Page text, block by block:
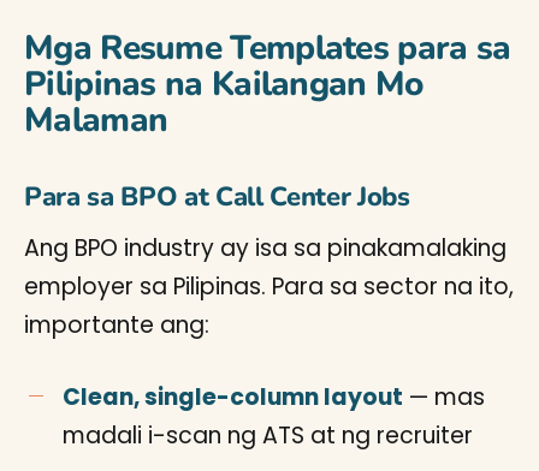
Mga Resume Templates para sa
Pilipinas na Kailangan Mo
Malaman
Para sa BPO at Call Center Jobs
Ang BPO industry ay isa sa pinakamalaking
employer sa Pilipinas. Para sa sector na ito,
importante ang:
Clean, single-column layout — mas
madali i-scan ng ATS at ng recruiter